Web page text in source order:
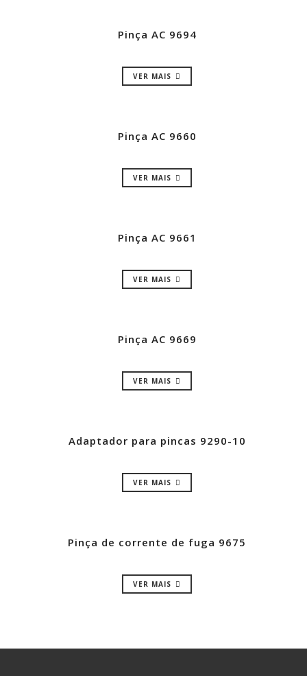
Pinça AC 9694
VER MAIS
Pinça AC 9660
VER MAIS
Pinça AC 9661
VER MAIS
Pinça AC 9669
VER MAIS
Adaptador para pincas 9290-10
VER MAIS
Pinça de corrente de fuga 9675
VER MAIS